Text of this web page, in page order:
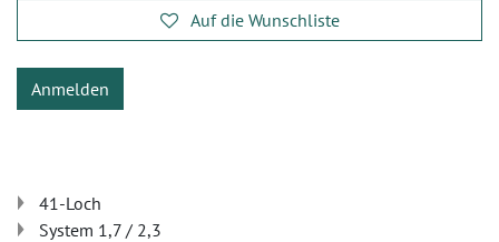
Auf die Wunschliste
Anmelden
41-Loch
System 1,7 / 2,3